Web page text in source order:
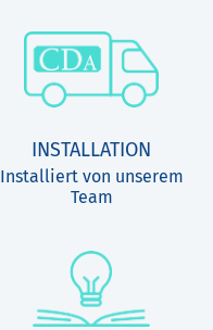
INSTALLATION
Installiert von unserem
Team